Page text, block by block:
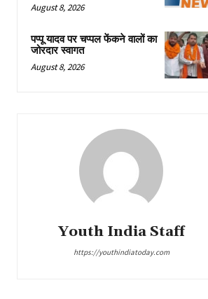
August 8, 2026
पप्पू यादव पर चप्पल फेंकने वालों का
जोरदार स्वागत
August 8, 2026
Youth India Staff
https://youthindiatoday.com